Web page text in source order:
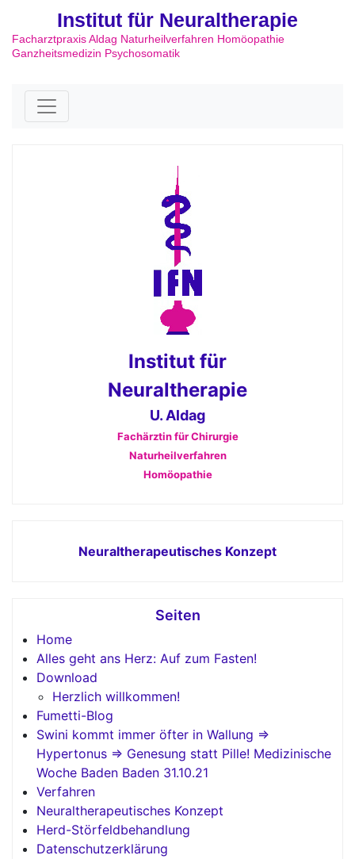
Institut für Neuraltherapie
Facharztpraxis Aldag Naturheilverfahren Homöopathie
Ganzheitsmedizin Psychosomatik
Institut für
Neuraltherapie
U. Aldag
Fachärztin für Chirurgie
Naturheilverfahren
Homöopathie
Neuraltherapeutisches Konzept
Seiten
Home
Alles geht ans Herz: Auf zum Fasten!
Download
Herzlich willkommen!
Fumetti-Blog
Swini kommt immer öfter in Wallung =>
Hypertonus => Genesung statt Pille! Medizinische
Woche Baden Baden 31.10.21
Verfahren
Neuraltherapeutisches Konzept
Herd-Störfeldbehandlung
Datenschutzerklärung